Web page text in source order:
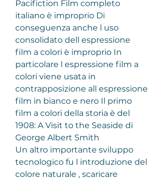
Pacifiction Film completo
italiano è improprio Di
conseguenza anche l uso
consolidato dell espressione
film a colori è improprio In
particolare l espressione film a
colori viene usata in
contrapposizione all espressione
film in bianco e nero Il primo
film a colori della storia è del
1908: A Visit to the Seaside di
George Albert Smith
Un altro importante sviluppo
tecnologico fu l introduzione del
colore naturale , scaricare